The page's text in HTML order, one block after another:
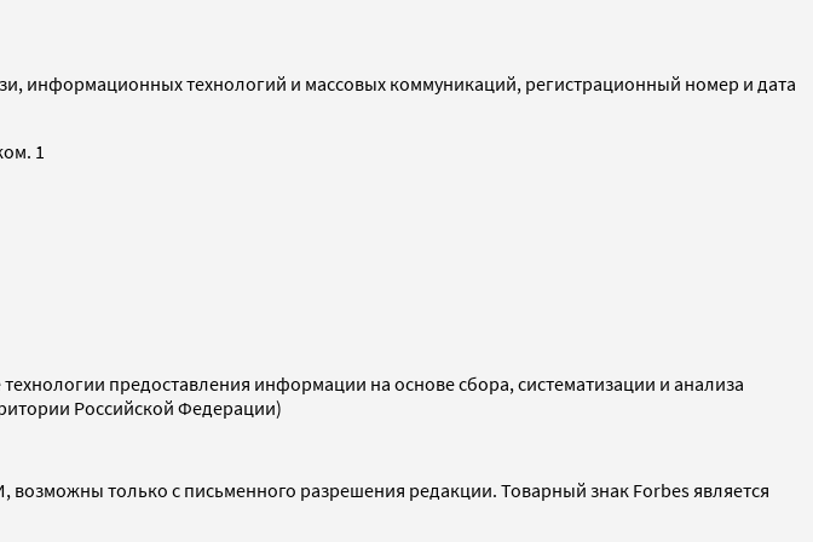
информационных технологий и массовых коммуникаций, регистрационный номер и дата
1
предоставления информации на основе сбора, систематизации и анализа
Российской Федерации)
только с письменного разрешения редакции. Товарный знак Forbes является